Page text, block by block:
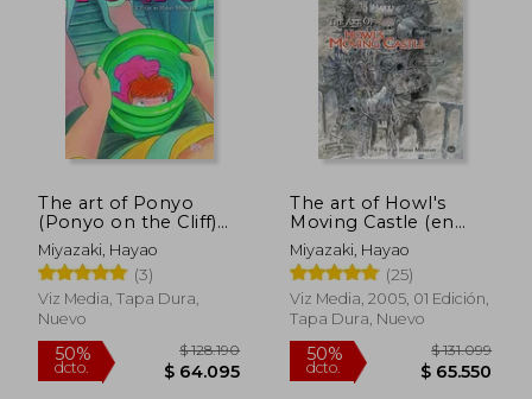
55%
dcto. $ 38.389
50%
dcto. $
Rápido
The art of Ponyo
(Ponyo on the Cliff)
(en Inglés)
Miyazaki, Hayao
(3)
Viz Media, Tapa Dura,
Nuevo
The art of Howl's
Moving Castle (en
Inglés)
Miyazaki, Hayao
(25)
Viz Media, 2005, 01 Edición,
Tapa Dura, Nuevo